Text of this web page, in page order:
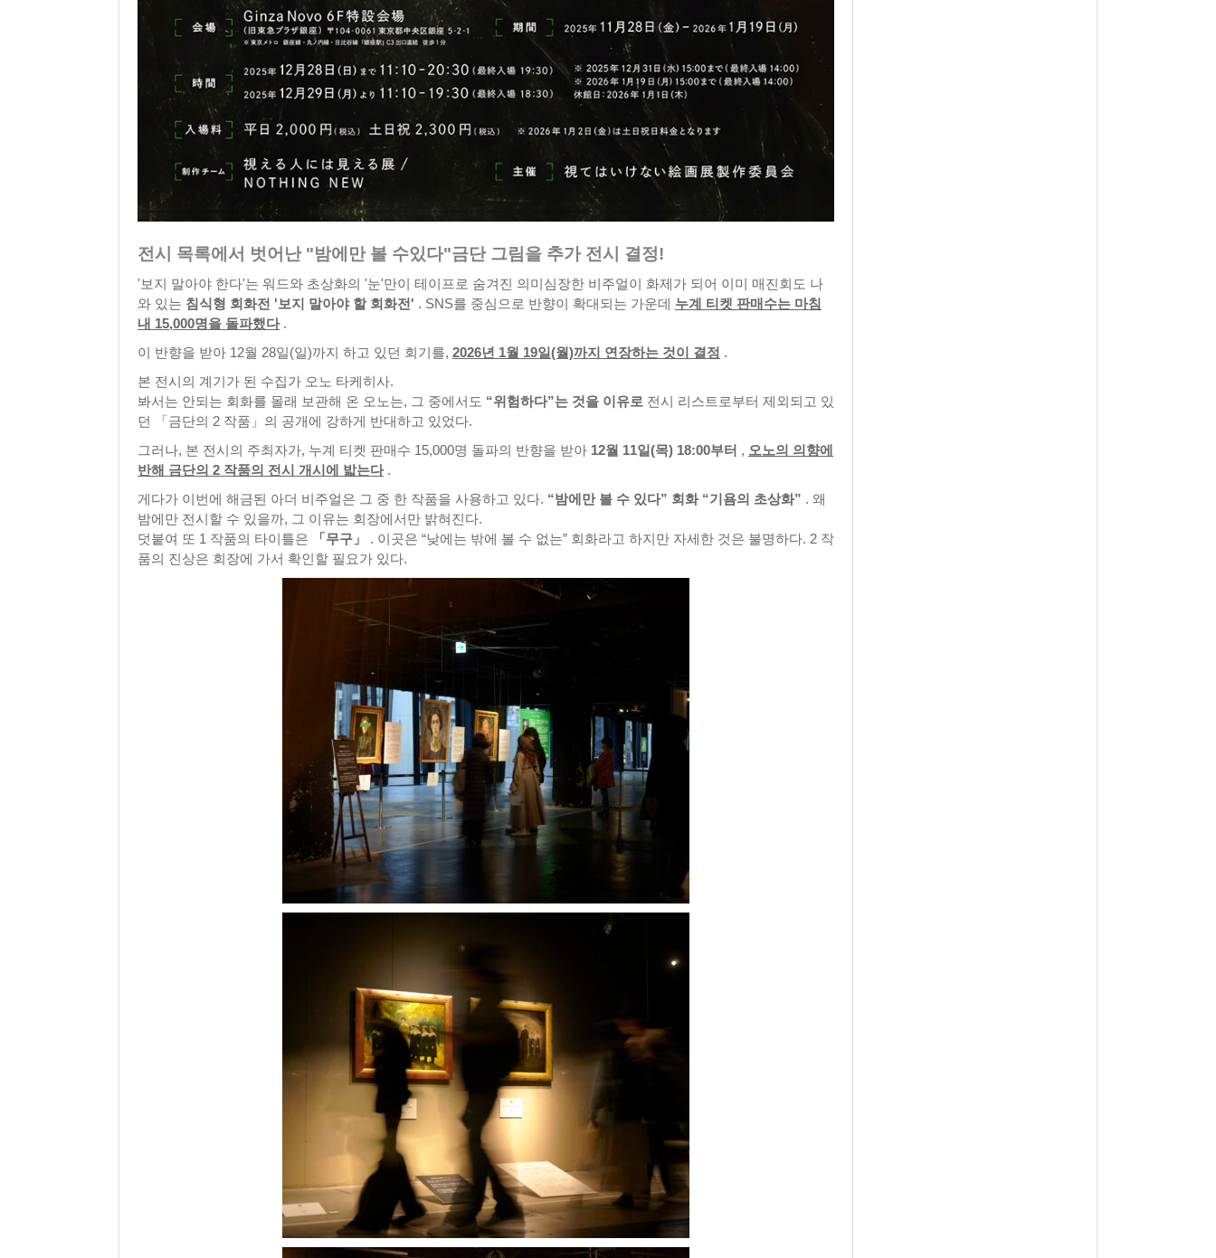
전시 목록에서 벗어난 "밤에만 볼 수있다"금단 그림을 추가 전시 결정!
'보지 말아야 한다'는 워드와 초상화의 '눈'만이 테이프로 숨겨진 의미심장한 비주얼이 화제가 되어 이미 매진회도 나
와 있는 침식형 회화전 '보지 말아야 할 회화전' . SNS를 중심으로 반향이 확대되는 가운데 누계 티켓 판매수는 마침
내 15,000명을 돌파했다.
이 반향을 받아 12월 28일(일)까지 하고 있던 회기를, 2026년 1월 19일(월)까지 연장하는 것이 결정 .
본 전시의 계기가 된 수집가 오노 타케히사.
봐서는 안되는 회화를 몰래 보관해 온 오노는, 그 중에서도 “위험하다”는 것을 이유로 전시 리스트로부터 제외되고 있
던 「금단의 2 작품」의 공개에 강하게 반대하고 있었다.
그러나, 본 전시의 주최자가, 누계 티켓 판매수 15,000명 돌파의 반향을 받아 12월 11일(목) 18:00부터 , 오노의 의향에
반해 금단의 2 작품의 전시 개시에 밟는다.
게다가 이번에 해금된 아더 비주얼은 그 중 한 작품을 사용하고 있다. “밤에만 볼 수 있다” 회화 “기욤의 초상화” . 왜
밤에만 전시할 수 있을까, 그 이유는 회장에서만 밝혀진다.
덧붙여 또 1 작품의 타이틀은
「무구」
. 이곳은 “낮에는 밖에 볼 수 없는” 회화라고 하지만 자세한 것은 불명하다. 2 작
품의 진상은 회장에 가서 확인할 필요가 있다.